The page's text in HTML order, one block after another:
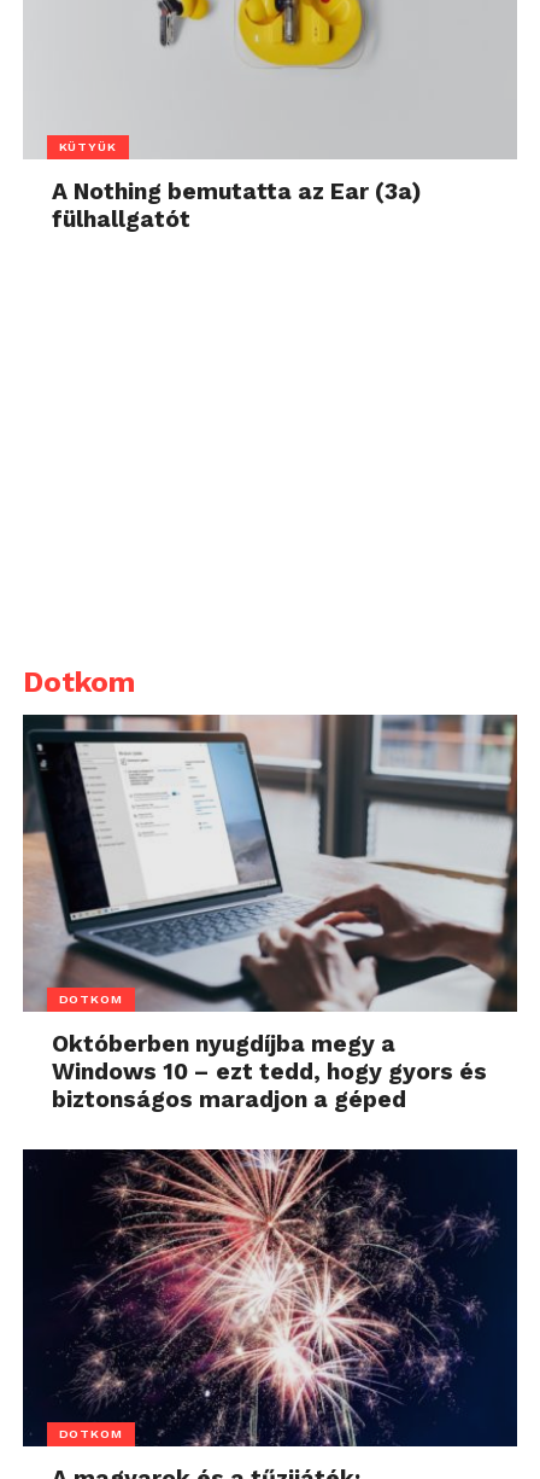
KÜTYÜK
A Nothing bemutatta az Ear (3a)
fülhallgatót
Dotkom
DOTKOM
Októberben nyugdíjba megy a
Windows 10 – ezt tedd, hogy gyors és
biztonságos maradjon a géped
DOTKOM